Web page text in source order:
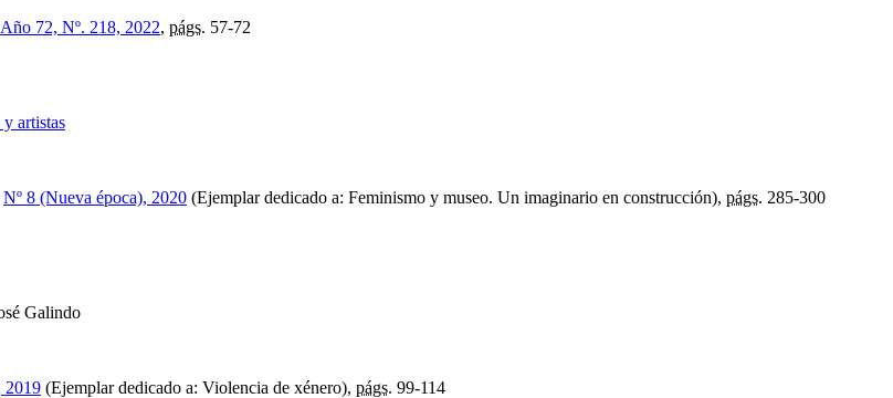
Año 72, Nº. 218, 2022, págs. 57-72
artistas
Nº 8 (Nueva época), 2020 (Ejemplar dedicado a: Feminismo y museo. Un imaginario en construcción), págs. 285-300
Galindo
2019 (Ejemplar dedicado a: Violencia de xénero), págs. 99-114